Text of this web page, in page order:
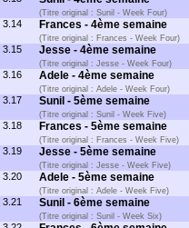
(Titre original : Sunil - Week Four)
3.14 Frances - 4ème semaine
(Titre original : Frances - Week Four)
3.15 Jesse - 4ème semaine
(Titre original : Jesse - Week Four)
3.16 Adele - 4ème semaine
(Titre original : Adele - Week Four)
3.17 Sunil - 5ème semaine
(Titre original : Sunil - Week Five)
3.18 Frances - 5ème semaine
(Titre original : Frances - Week Five)
3.19 Jesse - 5ème semaine
(Titre original : Jesse - Week Five)
3.20 Adele - 5ème semaine
(Titre original : Adele - Week Five)
3.21 Sunil - 6ème semaine
(Titre original : Sunil - Week Six)